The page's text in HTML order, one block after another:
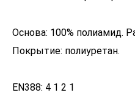
Основа: 100% полиамид.
Покрытие: полиуретан.
EN388: 4 1 2 1